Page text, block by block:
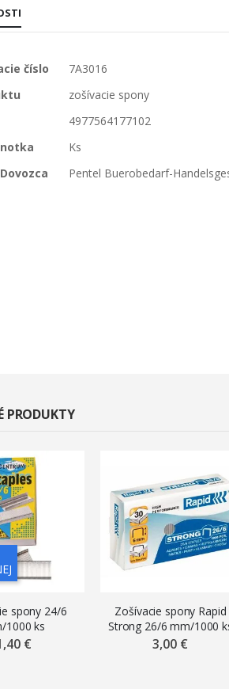
číslo
7A3016
zošívacie spony
4977564177102
Ks
Pentel Buerobedarf-
PRODUKTY
spony 24/6
1000 ks
€
Zošívacie spony Rapid
Strong 26/6 mm/1000
3,00 €